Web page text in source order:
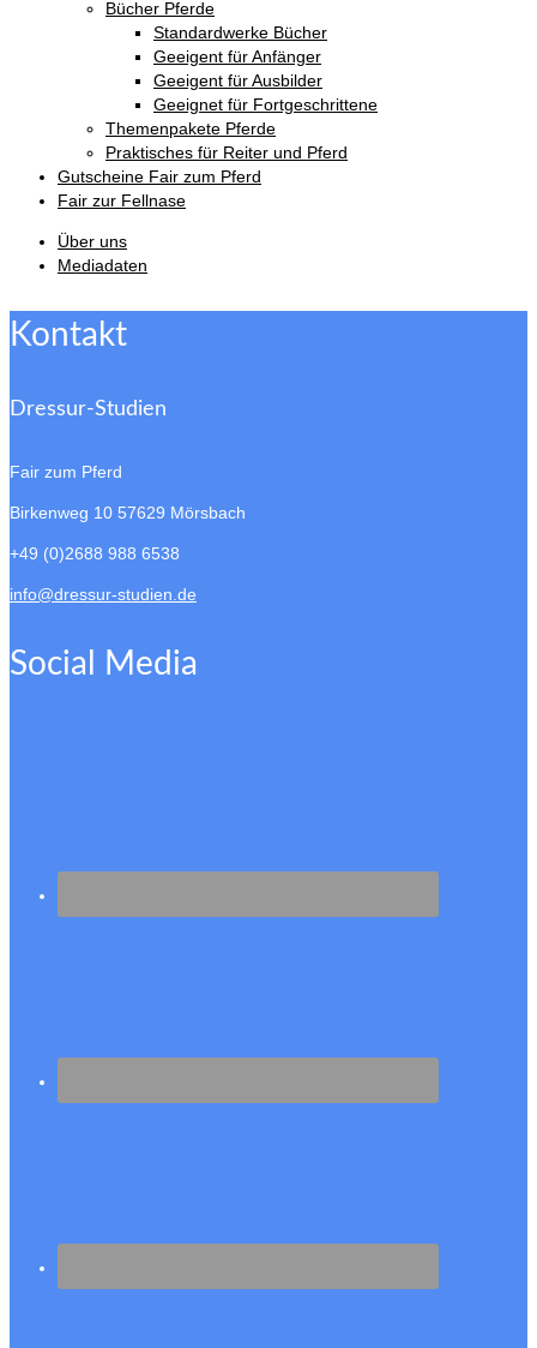
Bücher Pferde
Standardwerke Bücher
Geeigent für Anfänger
Geeigent für Ausbilder
Geeignet für Fortgeschrittene
Themenpakete Pferde
Praktisches für Reiter und Pferd
Gutscheine Fair zum Pferd
Fair zur Fellnase
Über uns
Mediadaten
Kontakt
Dressur-Studien
Fair zum Pferd
Birkenweg 10 57629 Mörsbach
+49 (0)2688 988 6538
info@dressur-studien.de
Social Media